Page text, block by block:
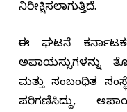
ನಿರೀಕ್ಷಿಸಲಾಗುತ್ತಿದೆ.
ಈ ಘಟನೆ
ಅಪಾಯಸ್ಸುಗಳನ್ನು
ಮತ್ತು ಸಂಬಂಧಿತ
ಪರಿಗಣಿಸಿದ್ದು,